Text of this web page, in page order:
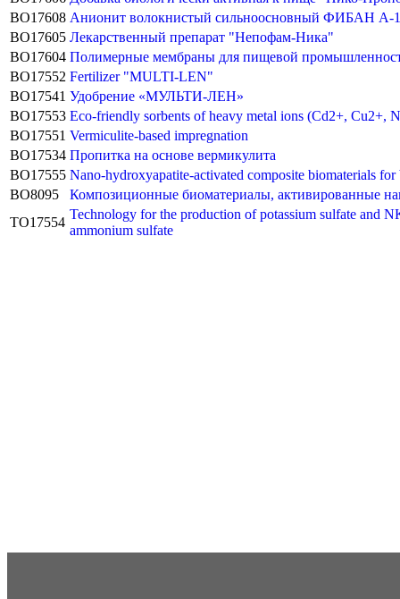
BO17608 Анионит волокнистый сильноосновный ФИБАН А-1
BO17605 Лекарственный препарат "Непофам-Ника"
BO17604 Полимерные мембраны для пищевой
BO17552 Fertilizer "MULTI-LEN"
BO17541 Удобрение «МУЛЬТИ-ЛЕН»
BO17553 Eco-friendly sorbents of heavy metal ions (Cd2+, Cu2+,
BO17551 Vermiculite-based impregnation
BO17534 Пропитка на основе вермикулита
BO17555 Nano-hydroxyapatite-activated composite biomaterials for
BO8095
Композиционные биоматериалы, активированные
TO17554
Technology for the production of potassium sulfate and
ammonium sulfate